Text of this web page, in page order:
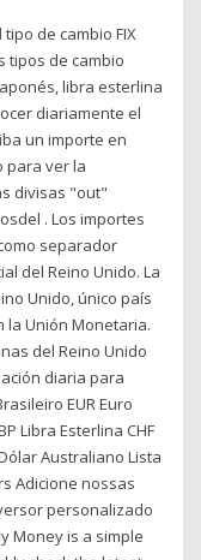
de cambio FIX
tipos de cambio
libra esterlina
diariamente el
un importe en
para ver la
divisas "out"
. Los importes
separador
del Reino Unido. La
Unido, único país
la Unión Monetaria.
del Reino Unido
diaria para
EUR Euro
Libra Esterlina CHF
Australiano Lista
Adicione nossas
personalizado
Money is a simple